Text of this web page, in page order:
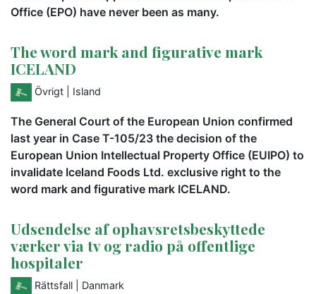
Office (EPO) have never been as many.
The word mark and figurative mark
ICELAND
Övrigt | Island
The General Court of the European Union confirmed
last year in Case T-105/23 the decision of the
European Union Intellectual Property Office (EUIPO) to
invalidate Iceland Foods Ltd. exclusive right to the
word mark and figurative mark ICELAND.
Udsendelse af ophavsretsbeskyttede
værker via tv og radio på offentlige
hospitaler
Rättsfall | Danmark